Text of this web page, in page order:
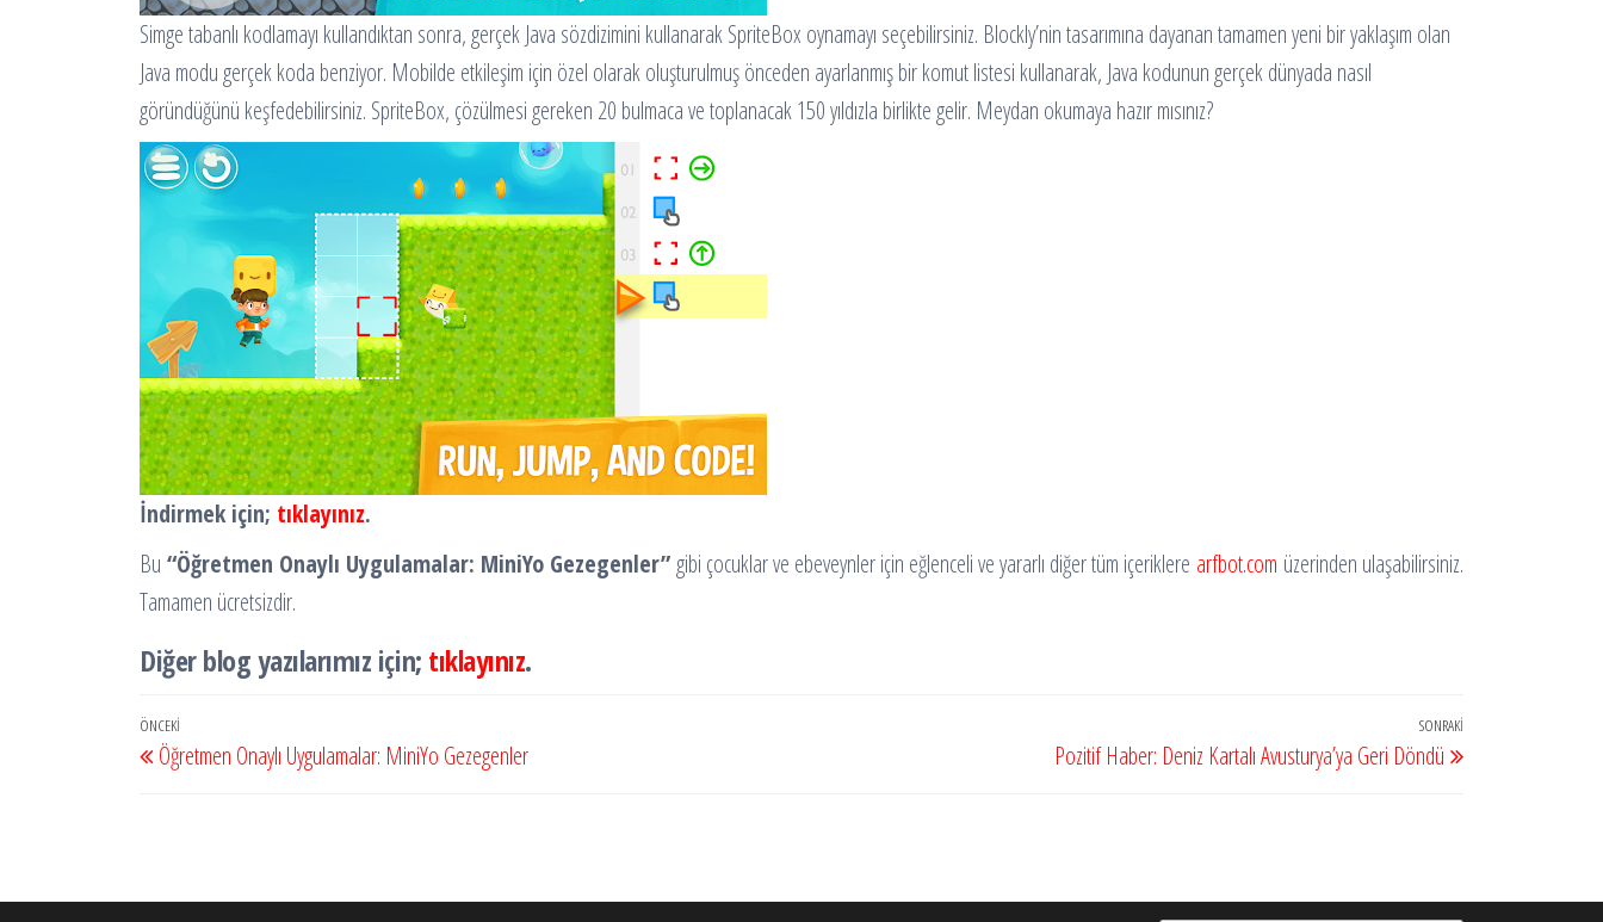
Simge tabanlı kodlamayı kullandıktan sonra, gerçek Java sözdizimini kullanarak SpriteBox oynamayı seçebilirsiniz. Blockly’nin tasarımına dayanan tamamen yeni bir yaklaşım olan
Java modu gerçek koda benziyor. Mobilde etkileşim için özel olarak oluşturulmuş önceden ayarlanmış bir komut listesi kullanarak, Java kodunun gerçek dünyada nasıl
göründüğünü keşfedebilirsiniz. SpriteBox, çözülmesi gereken 20 bulmaca ve toplanacak 150 yıldızla birlikte gelir. Meydan okumaya hazır mısınız?
İndirmek için; tıklayınız.
Bu “Öğretmen Onaylı Uygulamalar: MiniYo Gezegenler” gibi çocuklar ve ebeveynler için eğlenceli ve yararlı diğer tüm içeriklere arfbot.com üzerinden ulaşabilirsiniz.
Tamamen ücretsizdir.
Diğer blog yazılarımız için; tıklayınız.
Yazı
gezinmesi
Önceki
Yazı
ÖNCEKI
Öğretmen Onaylı Uygulamalar: MiniYo Gezegenler
Yazı
SONRAKI
Pozitif Haber: Deniz Kartalı Avusturya’ya Geri Döndü